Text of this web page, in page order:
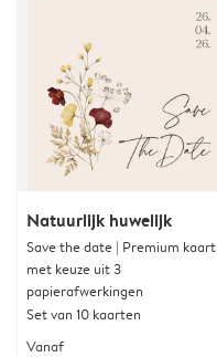
Natuurlijk huwelijk
Save the date | Premium kaart
met keuze uit 3
papierafwerkingen
Set van 10 kaarten
Vanaf